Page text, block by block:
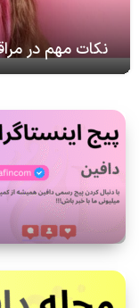
نکات مهم در